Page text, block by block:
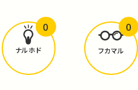
学びがありましたか？
ナルホド
0
フカマル
0